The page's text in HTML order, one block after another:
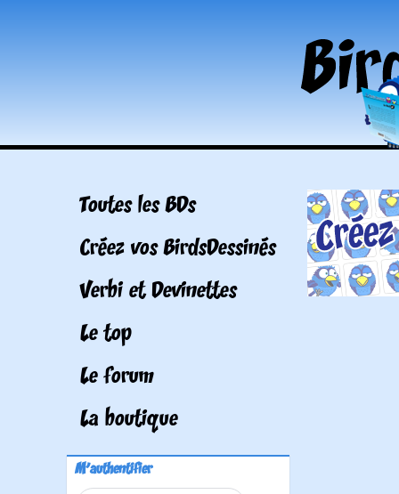
Toutes les BDs
Créez vos BirdsDessinés
Verbi et Devinettes
Le top
Le forum
La boutique
M'authentifier